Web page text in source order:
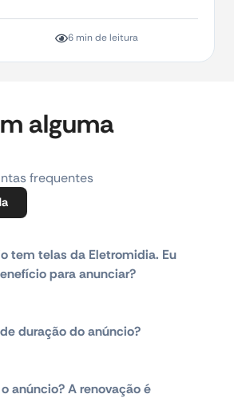
6 min de leitura
alguma
frequentes
tem telas da Eletromidia. Eu
para anunciar?
duração do anúncio?
anúncio? A renovação é